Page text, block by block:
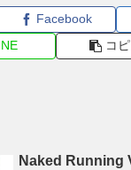
Facebook
コ
Naked Running